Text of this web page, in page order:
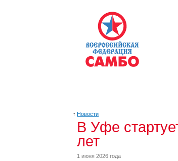
↑ Новости
В Уфе
лет
1 июня 2026 года